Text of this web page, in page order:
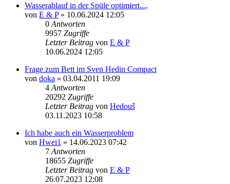
Wasserablauf in der Spüle optimiert...,
von E & P» 10.06.2024 12:05
0 Antworten
9957 Zugriffe
Letzter Beitrag von E & P
10.06.2024 12:05
Frage zum Bett im Sven Hedin Compact
von doka » 03.04.2011 19:09
4 Antworten
20292 Zugriffe
Letzter Beitrag von Hedouš
03.11.2023 10:58
Ich habe auch ein Wasserproblem
von Hwei1 » 14.06.2023 07:42
7 Antworten
18655 Zugriffe
Letzter Beitrag von E & P
26.07.2023 12:08